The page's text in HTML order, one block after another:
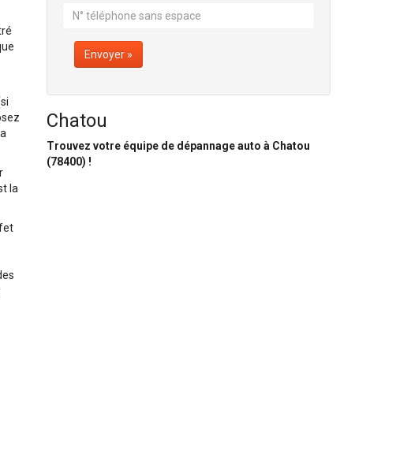
la
Envoyer »
Chatou
Trouvez votre équipe de dépannage auto à Chatou
(78400) !